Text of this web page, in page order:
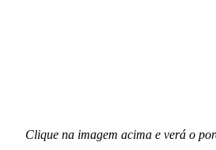
Clique na imagem acima e verá o